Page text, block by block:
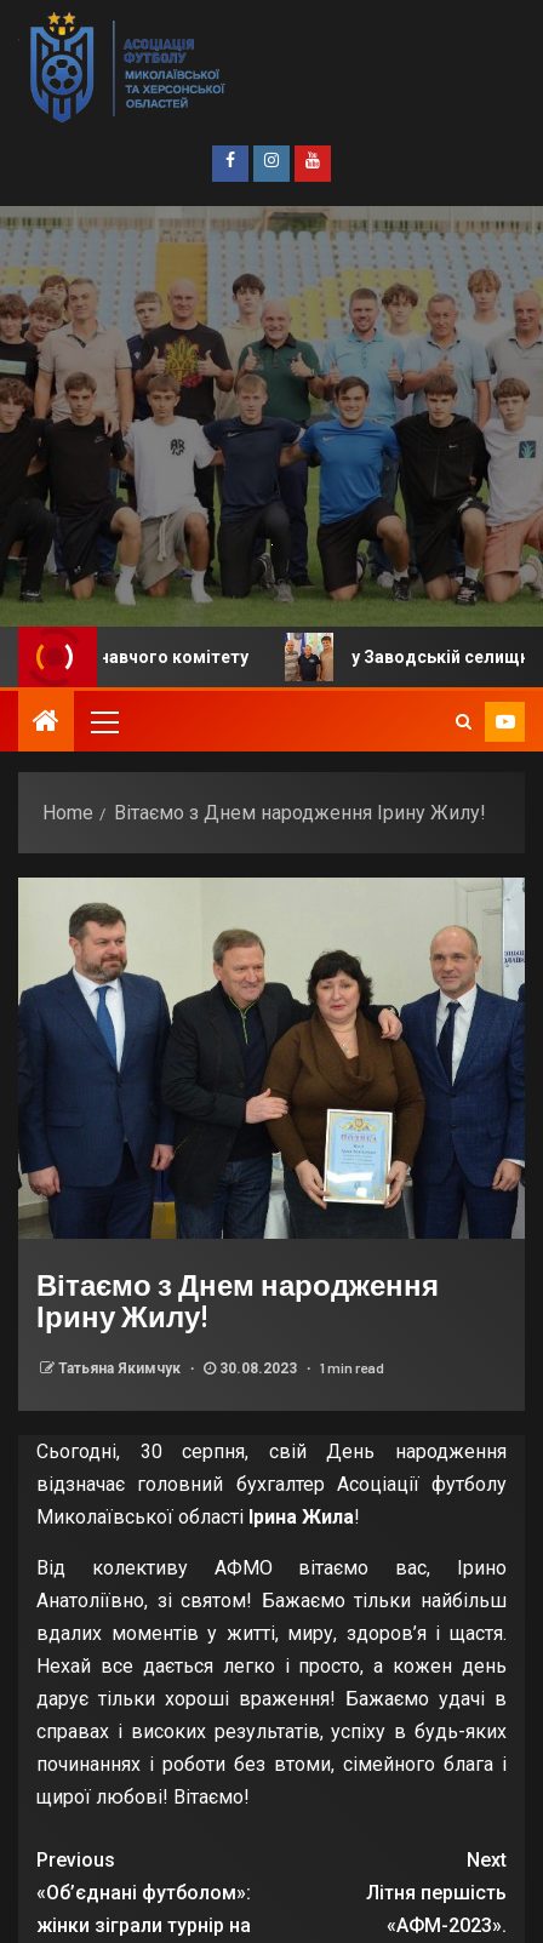
комітету у Заводській селищній
Home Вітаємо з Днем народження Ірину Жилу!
Вітаємо з Днем народження
Ірину Жилу!
Татьяна Якимчук 30.08.2023 1 min read
Сьогодні, 30 серпня, свій День народження
відзначає головний бухгалтер Асоціації футболу
Миколаївської області Ірина Жила!
Від колективу АФМО вітаємо вас, Ірино
Анатоліївно, зі святом! Бажаємо тільки найбільш
вдалих моментів у житті, миру, здоров’я і щастя.
Нехай все дається легко і просто, а кожен день
дарує тільки хороші враження! Бажаємо удачі в
справах і високих результатів, успіху в будь-яких
починаннях і роботи без втоми, сімейного блага і
щирої любові! Вітаємо!
Previous
«Об’єднані футболом»:
жінки зіграли турнір на
Next
Літня першість
«АФМ-2023».